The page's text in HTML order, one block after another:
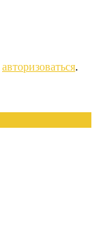
авторизоваться.